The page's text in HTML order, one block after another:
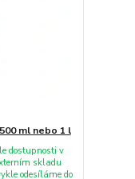
ml nebo 1 l
dostupnosti v
skladu
odesíláme do